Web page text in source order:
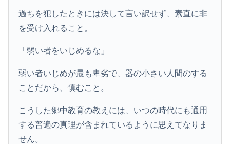
過ちを犯したときには決して言い訳せず、素直に非
を受け入れること。
「弱い者をいじめるな」
弱い者いじめが最も卑劣で、器の小さい人間のする
ことだから、慎むこと。
こうした郷中教育の教えには、いつの時代にも通用
する普遍の真理が含まれているように思えてなりま
せん。